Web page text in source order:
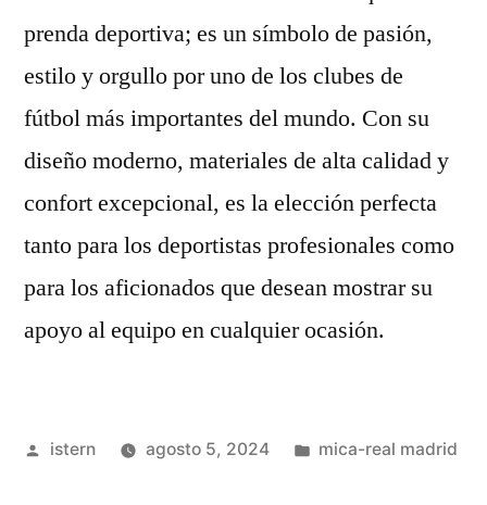
prenda deportiva; es un símbolo de pasión,
estilo y orgullo por uno de los clubes de
fútbol más importantes del mundo. Con su
diseño moderno, materiales de alta calidad y
confort excepcional, es la elección perfecta
tanto para los deportistas profesionales como
para los aficionados que desean mostrar su
apoyo al equipo en cualquier ocasión.
Publicado
istern agosto 5, 2024
Publicado
mica-real madrid